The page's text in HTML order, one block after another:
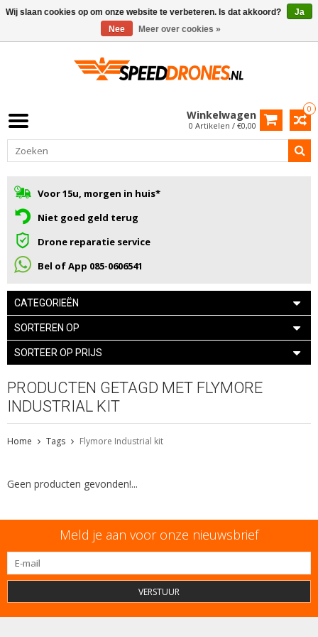
0
Winkelwagen
0 Artikelen / €0,00
Voor 15u, morgen in huis*
Niet goed geld terug
Drone reparatie service
Bel of App 085-0606541
CATEGORIEËN
SORTEREN OP
SORTEER OP PRIJS
PRODUCTEN GETAGD MET FLYMORE
INDUSTRIAL KIT
Home Tags Flymore Industrial kit
Geen producten gevonden!...
Meld je aan voor onze nieuwsbrief
VERSTUUR
Wij slaan cookies op om onze website te verbeteren. Is dat akkoord?
Ja
Nee
Meer over cookies »